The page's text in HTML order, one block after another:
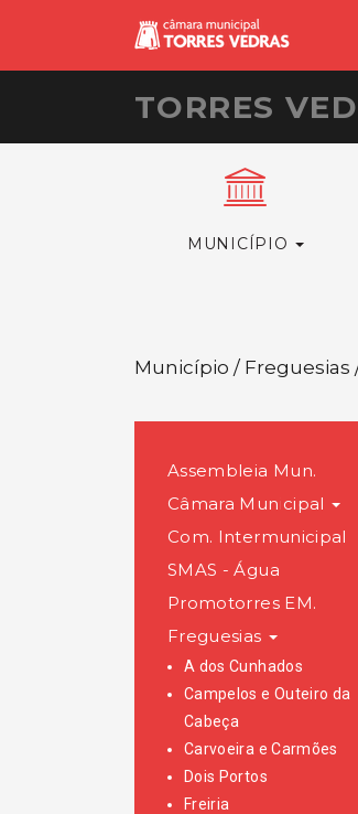
TORRES
MUNICÍPIO
Município / Freguesias
Assembleia Mun.
Câmara Municipal
Com. Intermunicipal
SMAS - Água
Promotorres EM.
Freguesias
A dos Cunhados
Campelos e Outeiro da
Cabeça
Carvoeira e Carmões
Dois Portos
Freiria